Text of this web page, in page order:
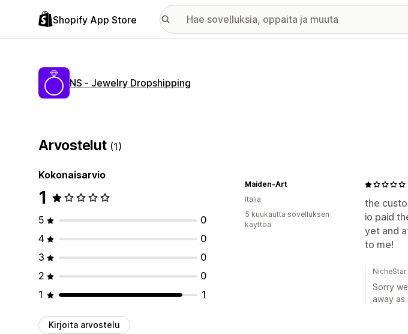
Shopify App Store
NS ‑ Jewelry Dropshipping
Arvostelut (1)
Kokonaisarvio
1
5
0
4
0
3
0
2
0
1
1
Kirjoita arvostelu
the
io paid
yet and
to me!
Maiden-Art
Italia
5 kuukautta sovelluksen
käyttöä
Sorry
away as